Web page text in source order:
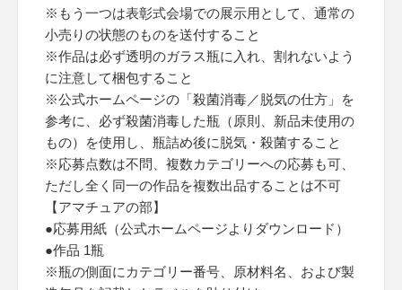
※もう一つは表彰式会場での展示用として、通常の
小売りの状態のものを送付すること
※作品は必ず透明のガラス瓶に入れ、割れないよう
に注意して梱包すること
※公式ホームページの「殺菌消毒／脱気の仕方」を
参考に、必ず殺菌消毒した瓶（原則、新品未使用の
もの）を使用し、瓶詰め後に脱気・殺菌すること
※応募点数は不問、複数カテゴリーへの応募も可、
ただし全く同一の作品を複数出品することは不可
【アマチュアの部】
●応募用紙（公式ホームページよりダウンロード）
●作品 1瓶
※瓶の側面にカテゴリー番号、原材料名、および製